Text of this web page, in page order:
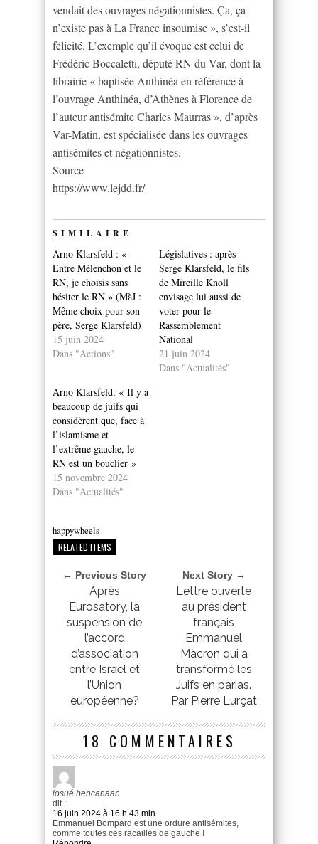
vendait des ouvrages négationnistes. Ça, ça
n’existe pas à La France insoumise », s’est-il
félicité. L’exemple qu’il évoque est celui de
Frédéric Boccaletti, député RN du Var, dont la
librairie « baptisée Anthinéa en référence à
l’ouvrage Anthinéa, d’Athènes à Florence de
l’auteur antisémite Charles Maurras », d’après
Var-Matin, est spécialisée dans les ouvrages
antisémites et négationnistes.
Source
https://www.lejdd.fr/
SIMILAIRE
Arno Klarsfeld : «
Entre Mélenchon et le
RN, je choisis sans
hésiter le RN » (MàJ :
Même choix pour son
père, Serge Klarsfeld)
15 juin 2024
Dans "Actions"
Législatives : après
Serge Klarsfeld, le fils
de Mireille Knoll
envisage lui aussi de
voter pour le
Rassemblement
National
21 juin 2024
Dans "Actualités"
Arno Klarsfeld: « Il y a
beaucoup de juifs qui
considèrent que, face à
l’islamisme et
l’extrême gauche, le
RN est un bouclier »
15 novembre 2024
Dans "Actualités"
happywheels
RELATED ITEMS
← Previous Story
Après
Eurosatory, la
suspension de
l’accord
d’association
entre Israël et
l’Union
européenne?
Next Story →
Lettre ouverte
au président
français
Emmanuel
Macron qui a
transformé les
Juifs en parias.
Par Pierre Lurçat
18 COMMENTAIRES
josué bencanaan
dit :
16 juin 2024 à 16 h 43 min
Emmanuel Bompard est une ordure antisémites,
comme toutes ces racailles de gauche !